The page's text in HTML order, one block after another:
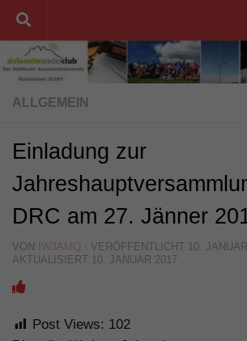
Unter dem Inhalt
ALLGEMEIN
Einladung zur
DRC am 27. Jänner
VON IW3AMQ · VERÖFFENTLICHT 10.
AKTUALISIERT 10. JANUAR 2017
Post Views: 102